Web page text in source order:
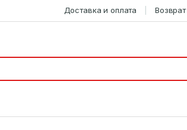
Доставка и оплата Возврат